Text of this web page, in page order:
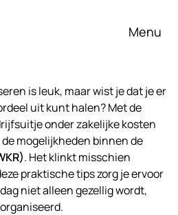
Menu
is leuk, maar wist je dat je er
uit kunt halen? Met de
onder zakelijke kosten
mogelijkheden binnen de
. Het klinkt misschien
praktische tips zorg je ervoor
niet alleen gezellig wordt,